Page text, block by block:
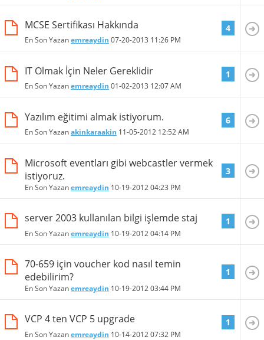
MCSE Sertifikası Hakkında
En Son Yazanemreaydin 07-20-2013 11:26 PM
4
IT Olmak İçin Neler Gereklidir
En Son Yazanemreaydin 01-02-2013 12:07 AM
1
Yazılım eğitimi almak istiyorum.
En Son Yazanakinkaraakin 11-05-2012 12:52 AM
6
Microsoft eventları gibi webcastler vermek
istiyoruz.
En Son Yazanemreaydin 10-19-201204:23 PM
3
server 2003 kullanılan bilgi işlemde staj
En Son Yazanemreaydin 10-19-201204:14 PM
1
70-659 için voucher kod nasıl temin
edebilirim?
En Son Yazanemreaydin 10-19-201203:44 PM
1
VCP 4 ten VCP 5 upgrade
En Son Yazanemreaydin 10-14-201207:32 PM
1